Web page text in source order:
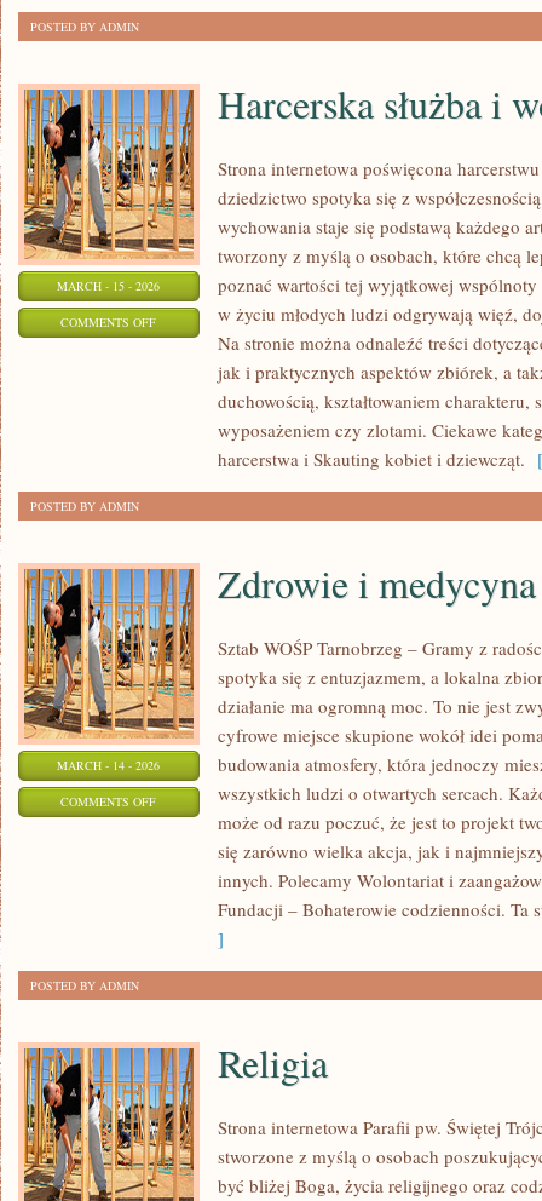
POSTED BY ADMIN
MARCH - 15 - 2026
COMMENTS OFFON
HARCERSKA
WOLONTARIAT
Harcerska służba i
Strona internetowa poświęcona
dziedzictwo spotyka się z
wychowania staje się podstawą każdego
tworzony z myślą o osobach, które chcą
poznać wartości tej wyjątkowej
w życiu młodych ludzi odgrywają więź,
Na stronie można odnaleźć treści
jak i praktycznych aspektów zbiórek, a
duchowością, kształtowaniem
wyposażeniem czy zlotami. Ciekawe
harcerstwa i Skauting kobiet i dziewcząt.
POSTED BY ADMIN
MARCH - 14 - 2026
COMMENTS OFFON
MEDYCYNA
Zdrowie i medycyna
Sztab WOŚP Tarnobrzeg – Gramy z
spotyka się z entuzjazmem, a lokalna
działanie ma ogromną moc. To nie jest
cyfrowe miejsce skupione wokół idei
budowania atmosfery, która jednoczy
wszystkich ludzi o otwartych sercach.
może od razu poczuć, że jest to projekt
się zarówno wielka akcja, jak i
innych. Polecamy Wolontariat i
Fundacji – Bohaterowie codzienności. Ta
]
POSTED BY ADMIN
Religia
Strona internetowa Parafii pw. Świętej
stworzone z myślą o osobach
być bliżej Boga, życia religijnego oraz